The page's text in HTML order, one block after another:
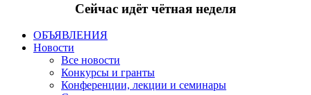
Сейчас идёт чётная неделя
ОБЪЯВЛЕНИЯ
Новости
Все новости
Конкурсы и гранты
Конференции, лекции и семинары